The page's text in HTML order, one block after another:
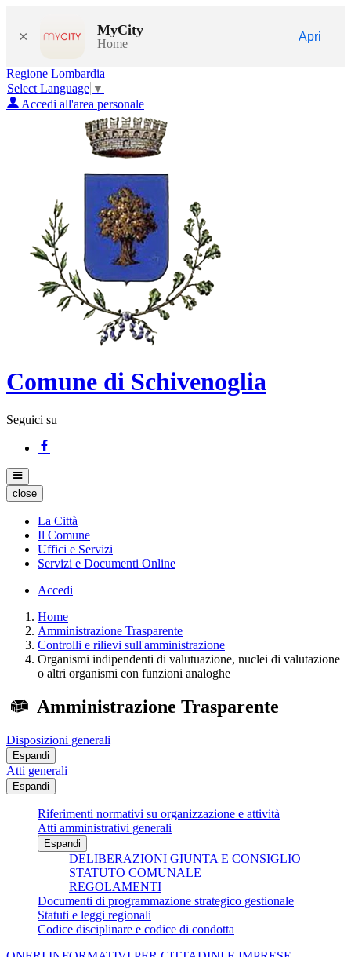
× MyCity
Home
Apri
Regione Lombardia
Select Language ▼
Accedi all'area personale
Comune di Schivenoglia
Seguici su
close
La Città
Il Comune
Uffici e Servizi
Servizi e Documenti Online
Accedi
Home
Amministrazione Trasparente
Controlli e rilievi sull'amministrazione
Organismi indipendenti di valutuazione, nuclei di valutazione
o altri organismi con funzioni analoghe
Amministrazione Trasparente
Disposizioni generali
Espandi
Atti generali
Espandi
Riferimenti normativi su organizzazione e attività
Atti amministrativi generali
Espandi
DELIBERAZIONI GIUNTA E CONSIGLIO
STATUTO COMUNALE
REGOLAMENTI
Documenti di programmazione strategico gestionale
Statuti e leggi regionali
Codice disciplinare e codice di condotta